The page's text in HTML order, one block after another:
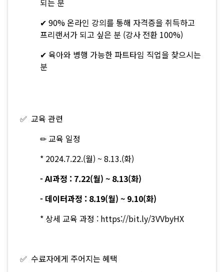
되는 분
✔ 90% 온라인 강의를 통해 자격증을 취득하고
프리랜서가 되고 싶은 분 (강사 전환 100%)
✔ 육아와 병행 가능한 파트타임 직업을 찾으시는
분
✅ 교육 관련
✏ 교육 일정
* 2024.7.22.(월) ~ 8.13.(화)
- AI과정 : 7.22(월) ~ 8.13(화)
- 데이터과정 : 8.19(월) ~ 9.10(화)
* 상세 교육 과정 : https://bit.ly/3VVbyHX
✅ 수료자에게 주어지는 혜택